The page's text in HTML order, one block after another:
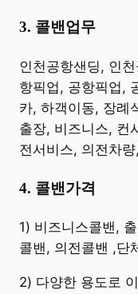
3. 콜밴업무
인천공항샌딩, 인
항픽업, 공항픽업,
카, 하객이동, 장례
출장, 비즈니스, 컨
전서비스, 의전차
4. 콜밴가격
​1) 비즈니스콜밴,
콜밴, 의전콜밴 ,단
2) 다양한 용도로